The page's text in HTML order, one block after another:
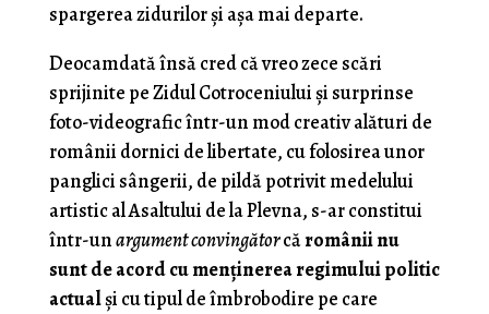
spargerea zidurilor şi aşa mai departe.
Deocamdată însă cred că vreo zece scări
sprijinite pe Zidul Cotroceniului şi surprinse
foto-videografic într-un mod creativ alături de
românii dornici de libertate, cu folosirea unor
panglici sângerii, de pildă potrivit medelului
artistic al Asaltului de la Plevna, s-ar constitui
într-unargument convingătorcăromânii nu
sunt de acord cu menţinerea regimului politic
actualşi cu tipul de îmbrobodire pe care